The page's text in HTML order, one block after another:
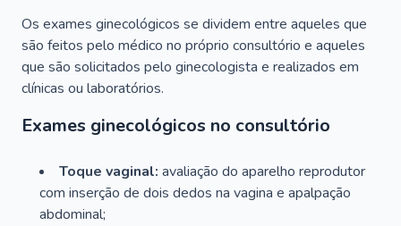
Os exames ginecológicos se dividem entre aqueles que
são feitos pelo médico no próprio consultório e aqueles
que são solicitados pelo ginecologista e realizados em
clínicas ou laboratórios.
Exames ginecológicos no consultório
Toque vaginal: avaliação do aparelho reprodutor
com inserção de dois dedos na vagina e apalpação
abdominal;